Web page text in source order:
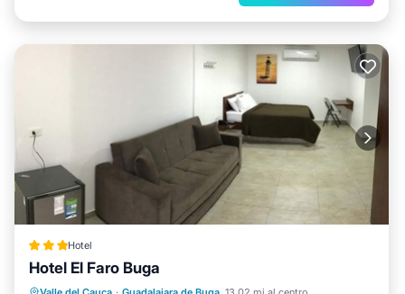
Hotel
Hotel El Faro Buga
Desayuno
Aparcamiento